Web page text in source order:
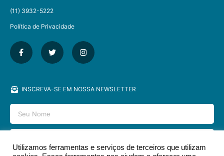
(11) 3932-5222
Política de Privacidade
INSCREVA-SE EM NOSSA NEWSLETTER
Utilizamos ferramentas e serviços de terceiros que utilizam